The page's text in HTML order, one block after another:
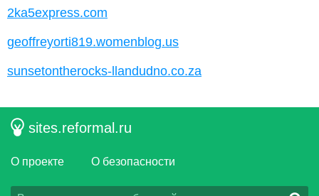
2ka5express.com
geoffreyorti819.womenblog.us
sunsetontherocks-llandudno.co.za
sites.reformal.ru
О проекте О безопасности